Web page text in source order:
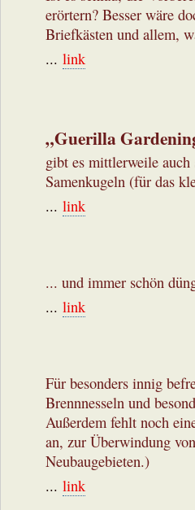
erörtern? Besser wäre
Briefkästen und allem,
... link
„Guerilla
gibt es mittlerweile
Samenkugeln (für das
... link
... und immer schön
... link
Für besonders innig
Brennnesseln und
Außerdem fehlt noch
an, zur Überwindung
Neubaugebieten.)
... link